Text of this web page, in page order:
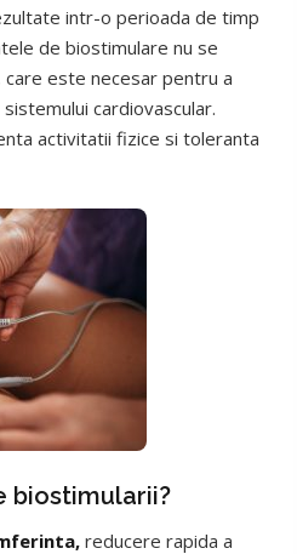
intr-o perioada de timp
de biostimulare nu se
este necesar pentru a
cardiovascular.
activitatii fizice si toleranta
biostimularii?
reducere rapida a